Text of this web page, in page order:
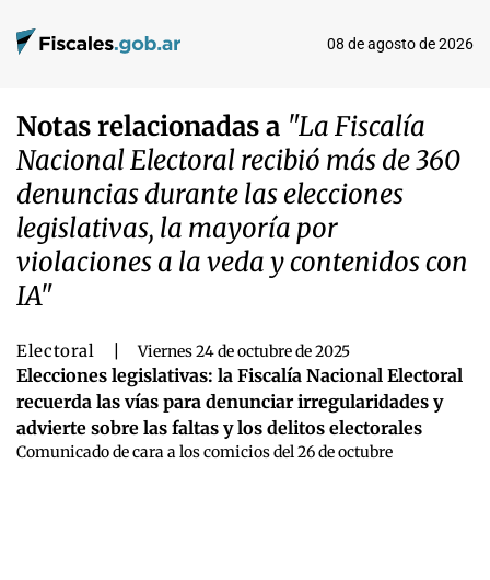
08 de agosto de 2026
Notas relacionadas a "La Fiscalía
Nacional Electoral recibió más de 360
denuncias durante las elecciones
legislativas, la mayoría por
violaciones a la veda y contenidos con
IA"
Electoral Viernes 24 de octubre de 2025
Elecciones legislativas: la Fiscalía Nacional Electoral
recuerda las vías para denunciar irregularidades y
advierte sobre las faltas y los delitos electorales
Comunicado de cara a los comicios del 26 de octubre